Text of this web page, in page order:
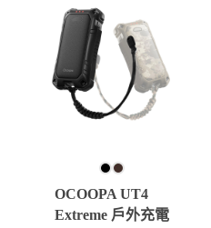
OCOOPA UT4
Extreme 戶外充電